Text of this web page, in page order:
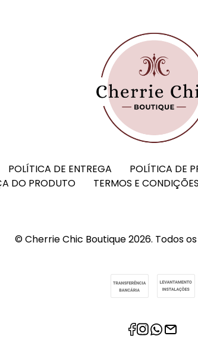
POLÍTICA DE ENTREGA POLÍTICA DE
DO PRODUTO
TERMOS E CONDIÇÕES
© Cherrie Chic Boutique 2026. Todos